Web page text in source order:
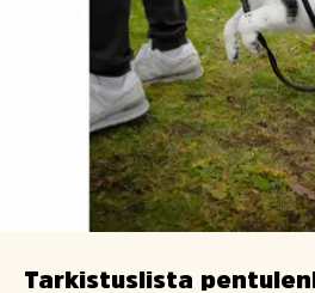
Tarkistuslista